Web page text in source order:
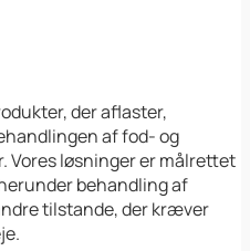
der aflaster,
af fod- og
løsninger er målrettet
behandling af
tilstande, der kræver